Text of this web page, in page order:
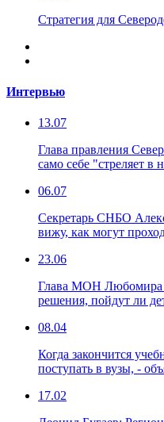
Стратегия для
Интервью
13.07
Глава правления
само себе "стреляет в
06.07
Секретарь СНБО
вижу, как могут
23.06
Глава МОН Любомира
решения, пойдут ли
08.04
Когда закончится
поступать в вузы, -
17.02